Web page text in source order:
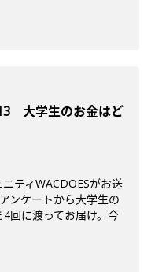
大学生のお金はど
ティWACDOESがお送
ンケートから大学生の
回に渡ってお届け。今